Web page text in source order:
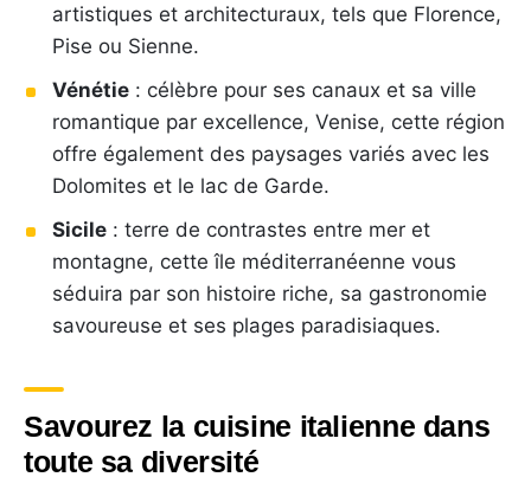
artistiques et architecturaux, tels que Florence,
Pise ou Sienne.
Vénétie : célèbre pour ses canaux et sa ville
romantique par excellence, Venise, cette région
offre également des paysages variés avec les
Dolomites et le lac de Garde.
Sicile : terre de contrastes entre mer et
montagne, cette île méditerranéenne vous
séduira par son histoire riche, sa gastronomie
savoureuse et ses plages paradisiaques.
Savourez la cuisine italienne dans
toute sa diversité